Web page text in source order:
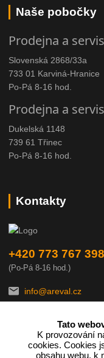
Naše pobočky
Prodejna a
Slovenská 2868/33a
733 01 Karviná-Hranice
Po-Pá 8-16 hod.
Prodejna a
Dukelská 1148
739 61 Třinec
Po-Pá 8-16 hod.
Kontakty
+420 773 767 398
(Po-Pá 8-16 hod.)
info@areval.cz
Tato
K provozování
cookies. Cookies
obsahu webu, k